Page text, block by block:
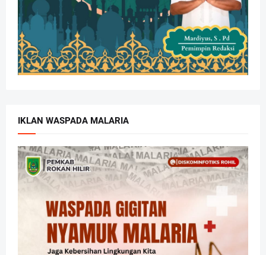
IKLAN WASPADA MALARIA